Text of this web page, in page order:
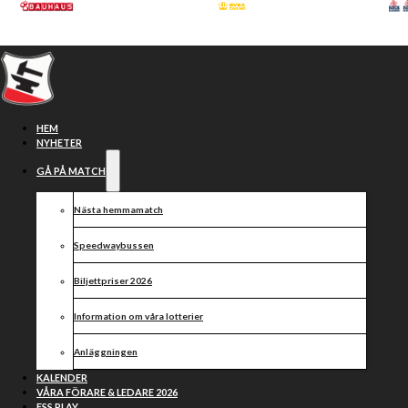
Hoppa till huvudinnehåll
HEM
NYHETER
GÅ PÅ MATCH
Nästa hemmamatch
Speedwaybussen
Biljettpriser 2026
Information om våra lotterier
Anläggningen
KALENDER
VÅRA FÖRARE & LEDARE 2026
Publikinformation 22/7